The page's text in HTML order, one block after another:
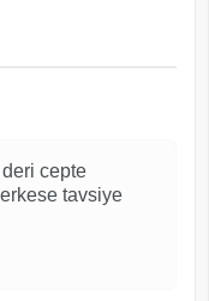
cepte
tavsiye